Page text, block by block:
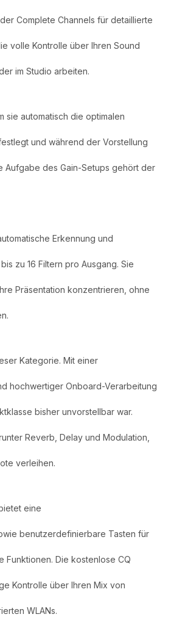
Complete Channels für detaillierte
volle Kontrolle über Ihren Sound
im Studio arbeiten.
sie automatisch die optimalen
und während der Vorstellung
Aufgabe des Gain-Setups gehört der
Erkennung und
zu 16 Filtern pro Ausgang. Sie
Präsentation konzentrieren, ohne
Kategorie. Mit einer
hochwertiger Onboard-Verarbeitung
bisher unvorstellbar war.
Reverb, Delay und Modulation,
verleihen.
eine
benutzerdefinierbare Tasten für
Die kostenlose CQ
Kontrolle über Ihren Mix von
WLANs.